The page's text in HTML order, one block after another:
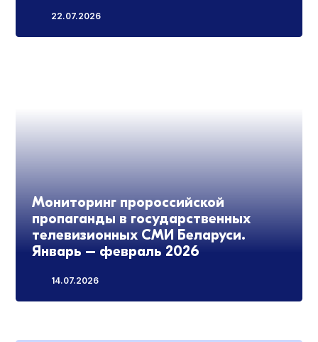
22.07.2026
Мониторинг пророссийской
пропаганды в государственных
телевизионных СМИ Беларуси.
Январь – февраль 2026
14.07.2026